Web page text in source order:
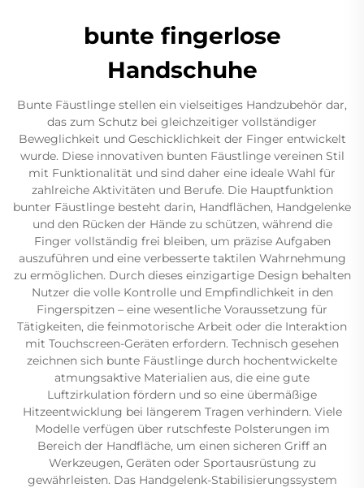
bunte fingerlose
Handschuhe
Bunte Fäustlinge stellen ein vielseitiges Handzubehör dar,
das zum Schutz bei gleichzeitiger vollständiger
Beweglichkeit und Geschicklichkeit der Finger entwickelt
wurde. Diese innovativen bunten Fäustlinge vereinen Stil
mit Funktionalität und sind daher eine ideale Wahl für
zahlreiche Aktivitäten und Berufe. Die Hauptfunktion
bunter Fäustlinge besteht darin, Handflächen, Handgelenke
und den Rücken der Hände zu schützen, während die
Finger vollständig frei bleiben, um präzise Aufgaben
auszuführen und eine verbesserte taktilen Wahrnehmung
zu ermöglichen. Durch dieses einzigartige Design behalten
Nutzer die volle Kontrolle und Empfindlichkeit in den
Fingerspitzen – eine wesentliche Voraussetzung für
Tätigkeiten, die feinmotorische Arbeit oder die Interaktion
mit Touchscreen-Geräten erfordern. Technisch gesehen
zeichnen sich bunte Fäustlinge durch hochentwickelte
atmungsaktive Materialien aus, die eine gute
Luftzirkulation fördern und so eine übermäßige
Hitzeentwicklung bei längerem Tragen verhindern. Viele
Modelle verfügen über rutschfeste Polsterungen im
Bereich der Handfläche, um einen sicheren Griff an
Werkzeugen, Geräten oder Sportausrüstung zu
gewährleisten. Das Handgelenk-Stabilisierungssystem